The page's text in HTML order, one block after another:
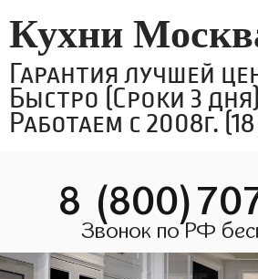
Кухни
Гарантия лучшей
Быстро (Сроки 3 дня)
Работаем с 2008г.
8
Звонок по РФ